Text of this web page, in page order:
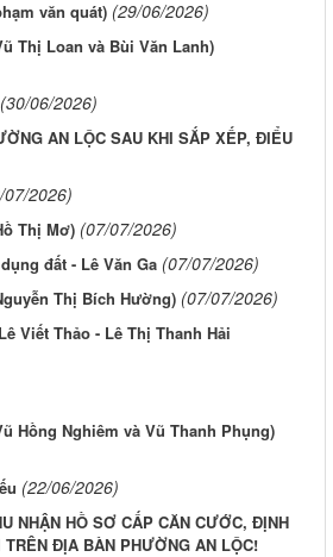
văn quát) (29/06/2026)
Thị Loan và Bùi Văn Lanh)
(30/06/2026)
AN LỘC SAU KHI SẮP XẾP, ĐIỂU
07/2026)
Thị Mơ) (07/07/2026)
đất - Lê Văn Ga (07/07/2026)
Thị Bích Hường) (07/07/2026)
Viết Thảo - Lê Thị Thanh Hải
Hồng Nghiêm và Vũ Thanh Phụng)
(22/06/2026)
NHẬN HỒ SƠ CẤP CĂN CƯỚC, ĐỊNH
ĐỊA BÀN PHƯỜNG AN LỘC!